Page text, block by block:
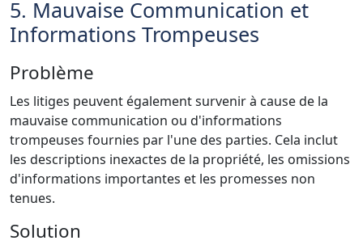
5. Mauvaise Communication et
Informations Trompeuses
Problème
Les litiges peuvent également survenir à cause de la
mauvaise communication ou d'informations
trompeuses fournies par l'une des parties. Cela inclut
les descriptions inexactes de la propriété, les omissions
d'informations importantes et les promesses non
tenues.
Solution